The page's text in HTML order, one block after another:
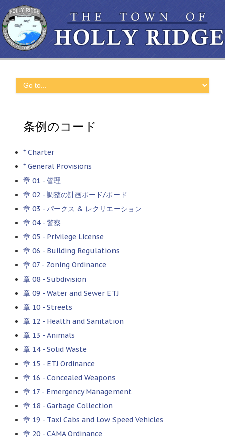
条例のコード
*Charter
*General Provisions
章 01 - 管理
章 02 - 調整の計画ボード/ボード
章 03 - パークス & レクリエーション
章 04 - 警察
章 05 - Privilege License
章 06 - Building Regulations
章 07 - Zoning Ordinance
章 08 -Subdivision
章 09 -Water and Sewer ETJ
章 10 -Streets
章 12 - Health and Sanitation
章 13 -Animals
章 14 -Solid Waste
章 15 - ETJ Ordinance
章 16 -Concealed Weapons
章 17 - Emergency Management
章 18 -Garbage Collection
章 19 - Taxi Cabs and Low Speed Vehicles
章 20 -CAMA Ordinance